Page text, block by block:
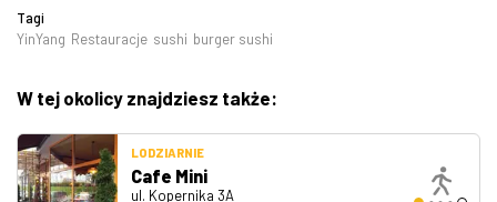
Tagi
YinYang Restauracje sushi burger sushi
W tej okolicy znajdziesz także:
LODZIARNIE
Cafe Mini
ul. Kopernika 3A